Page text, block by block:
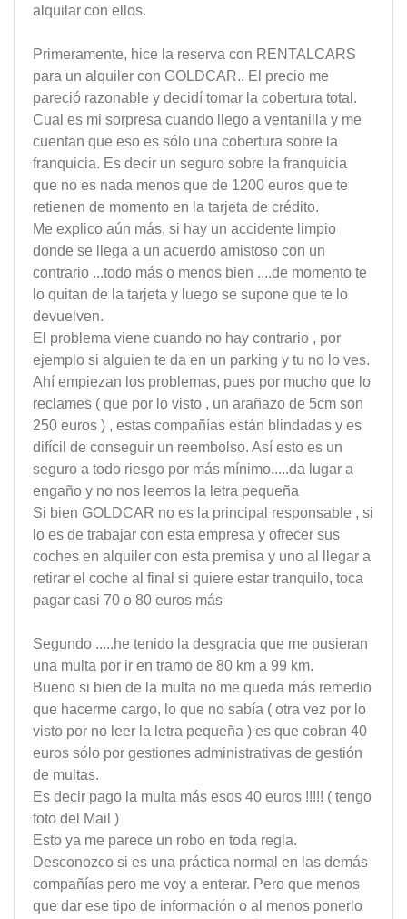
alquilar con ellos.
Primeramente, hice la reserva con RENTALCARS
para un alquiler con GOLDCAR.. El precio me
pareció razonable y decidí tomar la cobertura total.
Cual es mi sorpresa cuando llego a ventanilla y me
cuentan que eso es sólo una cobertura sobre la
franquicia. Es decir un seguro sobre la franquicia
que no es nada menos que de 1200 euros que te
retienen de momento en la tarjeta de crédito.
Me explico aún más, si hay un accidente limpio
donde se llega a un acuerdo amistoso con un
contrario ...todo más o menos bien ....de momento te
lo quitan de la tarjeta y luego se supone que te lo
devuelven.
El problema viene cuando no hay contrario , por
ejemplo si alguien te da en un parking y tu no lo ves.
Ahí empiezan los problemas, pues por mucho que lo
reclames ( que por lo visto , un arañazo de 5cm son
250 euros ) , estas compañías están blindadas y es
difícil de conseguir un reembolso. Así esto es un
seguro a todo riesgo por más mínimo.....da lugar a
engaño y no nos leemos la letra pequeña
Si bien GOLDCAR no es la principal responsable , si
lo es de trabajar con esta empresa y ofrecer sus
coches en alquiler con esta premisa y uno al llegar a
retirar el coche al final si quiere estar tranquilo, toca
pagar casi 70 o 80 euros más
Segundo .....he tenido la desgracia que me pusieran
una multa por ir en tramo de 80 km a 99 km.
Bueno si bien de la multa no me queda más remedio
que hacerme cargo, lo que no sabía ( otra vez por lo
visto por no leer la letra pequeña ) es que cobran 40
euros sólo por gestiones administrativas de gestión
de multas.
Es decir pago la multa más esos 40 euros !!!!! ( tengo
foto del Mail )
Esto ya me parece un robo en toda regla.
Desconozco si es una práctica normal en las demás
compañías pero me voy a enterar. Pero que menos
que dar ese tipo de información o al menos ponerlo